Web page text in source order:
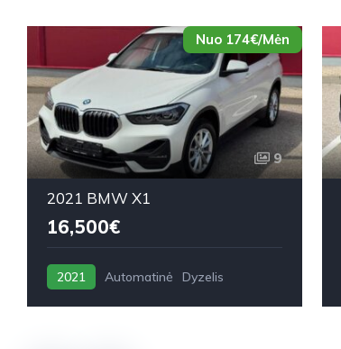
Nuo 174€/Mėn
9
2021 BMW X1
16,500€
2021 Automatinė Dyzelis